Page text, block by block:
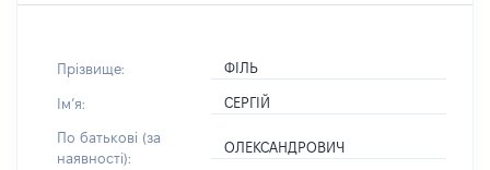
Прізвище: ФІЛЬ
Імʼя: СЕРГІЙ
По батькові (за
наявності):
ОЛЕКСАНДРОВИЧ